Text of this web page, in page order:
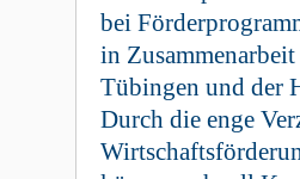
bei
in
Tübingen und der
Durch die enge